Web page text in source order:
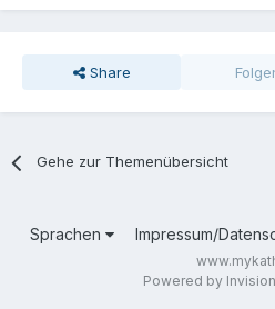
Share
Gehe zur Themenübersicht
Sprachen Impressum/
Powered by